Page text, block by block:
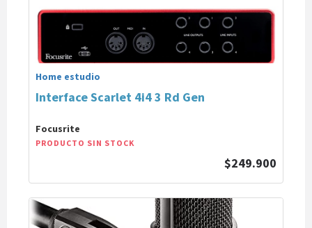
Home estudio
Interface Scarlet 4i4 3 Rd Gen
Focusrite
PRODUCTO SIN STOCK
$249.900